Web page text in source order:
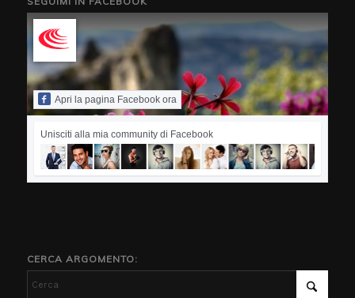
Apri la pagina Facebook ora
Unisciti alla mia community di Facebook
CERCA ARGOMENTO: